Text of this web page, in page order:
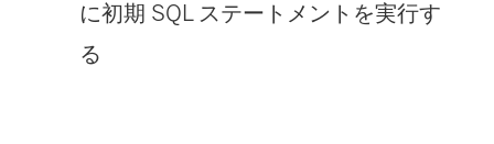
に初期 SQL ステートメントを実行す
る